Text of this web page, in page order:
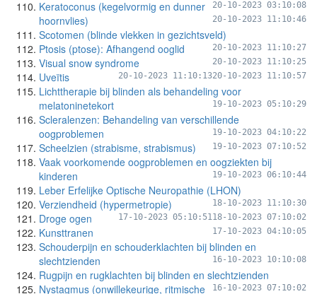
20-10-2023 03:10:08
Keratoconus (kegelvormig en dunner
hoornvlies)
20-10-2023 11:10:46
Scotomen (blinde vlekken in gezichtsveld)
20-10-2023 11:10:27
Ptosis (ptose): Afhangend ooglid
20-10-2023 11:10:25
Visual snow syndrome
20-10-2023 11:10:57
Uveïtis 20-10-2023 11:10:13
Lichttherapie bij blinden als behandeling voor
melatoninetekort
19-10-2023 05:10:29
Scleralenzen: Behandeling van verschillende
oogproblemen
19-10-2023 04:10:22
Scheelzien (strabisme, strabismus) 19-10-2023 07:10:52
Vaak voorkomende oogproblemen en oogziekten bij
kinderen
19-10-2023 06:10:44
Leber Erfelijke Optische Neuropathie (LHON)
18-10-2023 11:10:30
Verziendheid (hypermetropie)
18-10-2023 07:10:02
Droge ogen 17-10-2023 05:10:51
Kunsttranen 17-10-2023 04:10:05
Schouderpijn en schouderklachten bij blinden en
slechtzienden
16-10-2023 10:10:08
Rugpijn en rugklachten bij blinden en slechtzienden
16-10-2023 07:10:02
Nystagmus (onwillekeurige, ritmische